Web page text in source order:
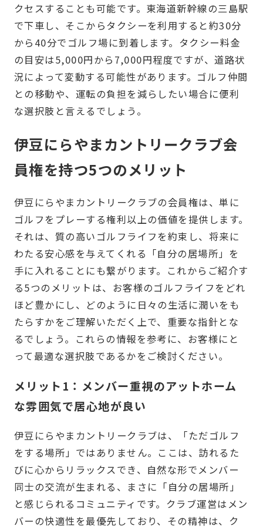
クセスすることも可能です。東海道新幹線の三島駅
で下車し、そこからタクシーを利用すると約30分
から40分でゴルフ場に到着します。タクシー料金
の目安は5,000円から7,000円程度ですが、道路状
況によって変動する可能性があります。ゴルフ仲間
との移動や、運転の負担を減らしたい場合に便利
な選択肢と言えるでしょう。
伊豆にらやまカントリークラブ会
員権を持つ5つのメリット
伊豆にらやまカントリークラブの会員権は、単に
ゴルフをプレーする権利以上の価値を提供します。
それは、質の高いゴルフライフを約束し、将来に
わたる安心感を与えてくれる「自分の居場所」を
手に入れることにも繋がります。これからご紹介す
る5つのメリットは、お客様のゴルフライフをどれ
ほど豊かにし、どのように日々の生活に潤いをも
たらすかをご理解いただく上で、重要な指針とな
るでしょう。これらの情報を参考に、お客様にと
って最適な選択肢であるかをご検討ください。
メリット1：メンバー重視のアットホーム
な雰囲気で居心地が良い
伊豆にらやまカントリークラブは、「ただゴルフ
をする場所」ではありません。ここは、訪れるた
びに心からリラックスでき、自然な形でメンバー
同士の交流が生まれる、まさに「自分の居場所」
と感じられるコミュニティです。クラブ運営はメン
バーの快適性を最優先しており、その精神は、ク